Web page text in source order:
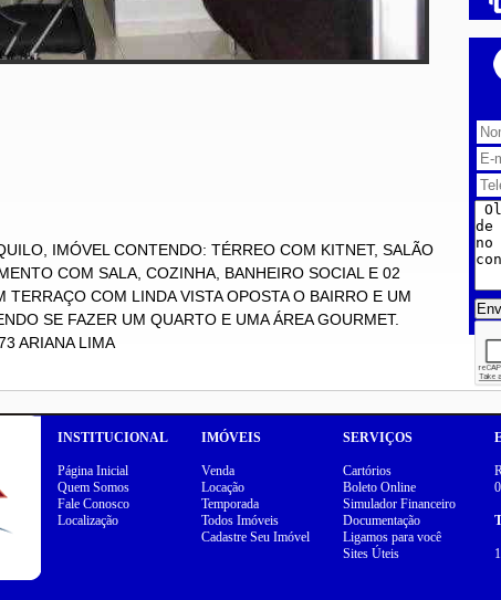
IMÓVEL CONTENDO: TÉRREO COM KITNET, SALÃO
COM SALA, COZINHA, BANHEIRO SOCIAL E 02
TERRAÇO COM LINDA VISTA OPOSTA O BAIRRO E UM
SE FAZER UM QUARTO E UMA ÁREA GOURMET.
ARIANA LIMA
INSTITUCIONAL
Página Inicial
Quem Somos
Fale Conosco
Localização
IMÓVEIS
Venda
Locação
Temporada
Todos Imóveis
Cadastre Seu Imóvel
SERVIÇOS
Cartórios
Boleto Online
Simulador Financeiro
Documentação
Ligamos para você
Sites Úteis